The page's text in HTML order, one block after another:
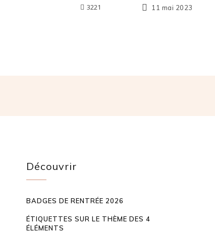
3221 11 mai 2023
Découvrir
BADGES DE RENTRÉE 2026
ÉTIQUETTES SUR LE THÈME DES 4
ÉLÉMENTS